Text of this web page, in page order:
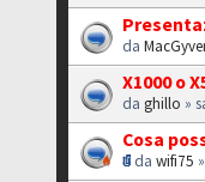
da
X1000 o
daghillo »
Cosa
dawifi75